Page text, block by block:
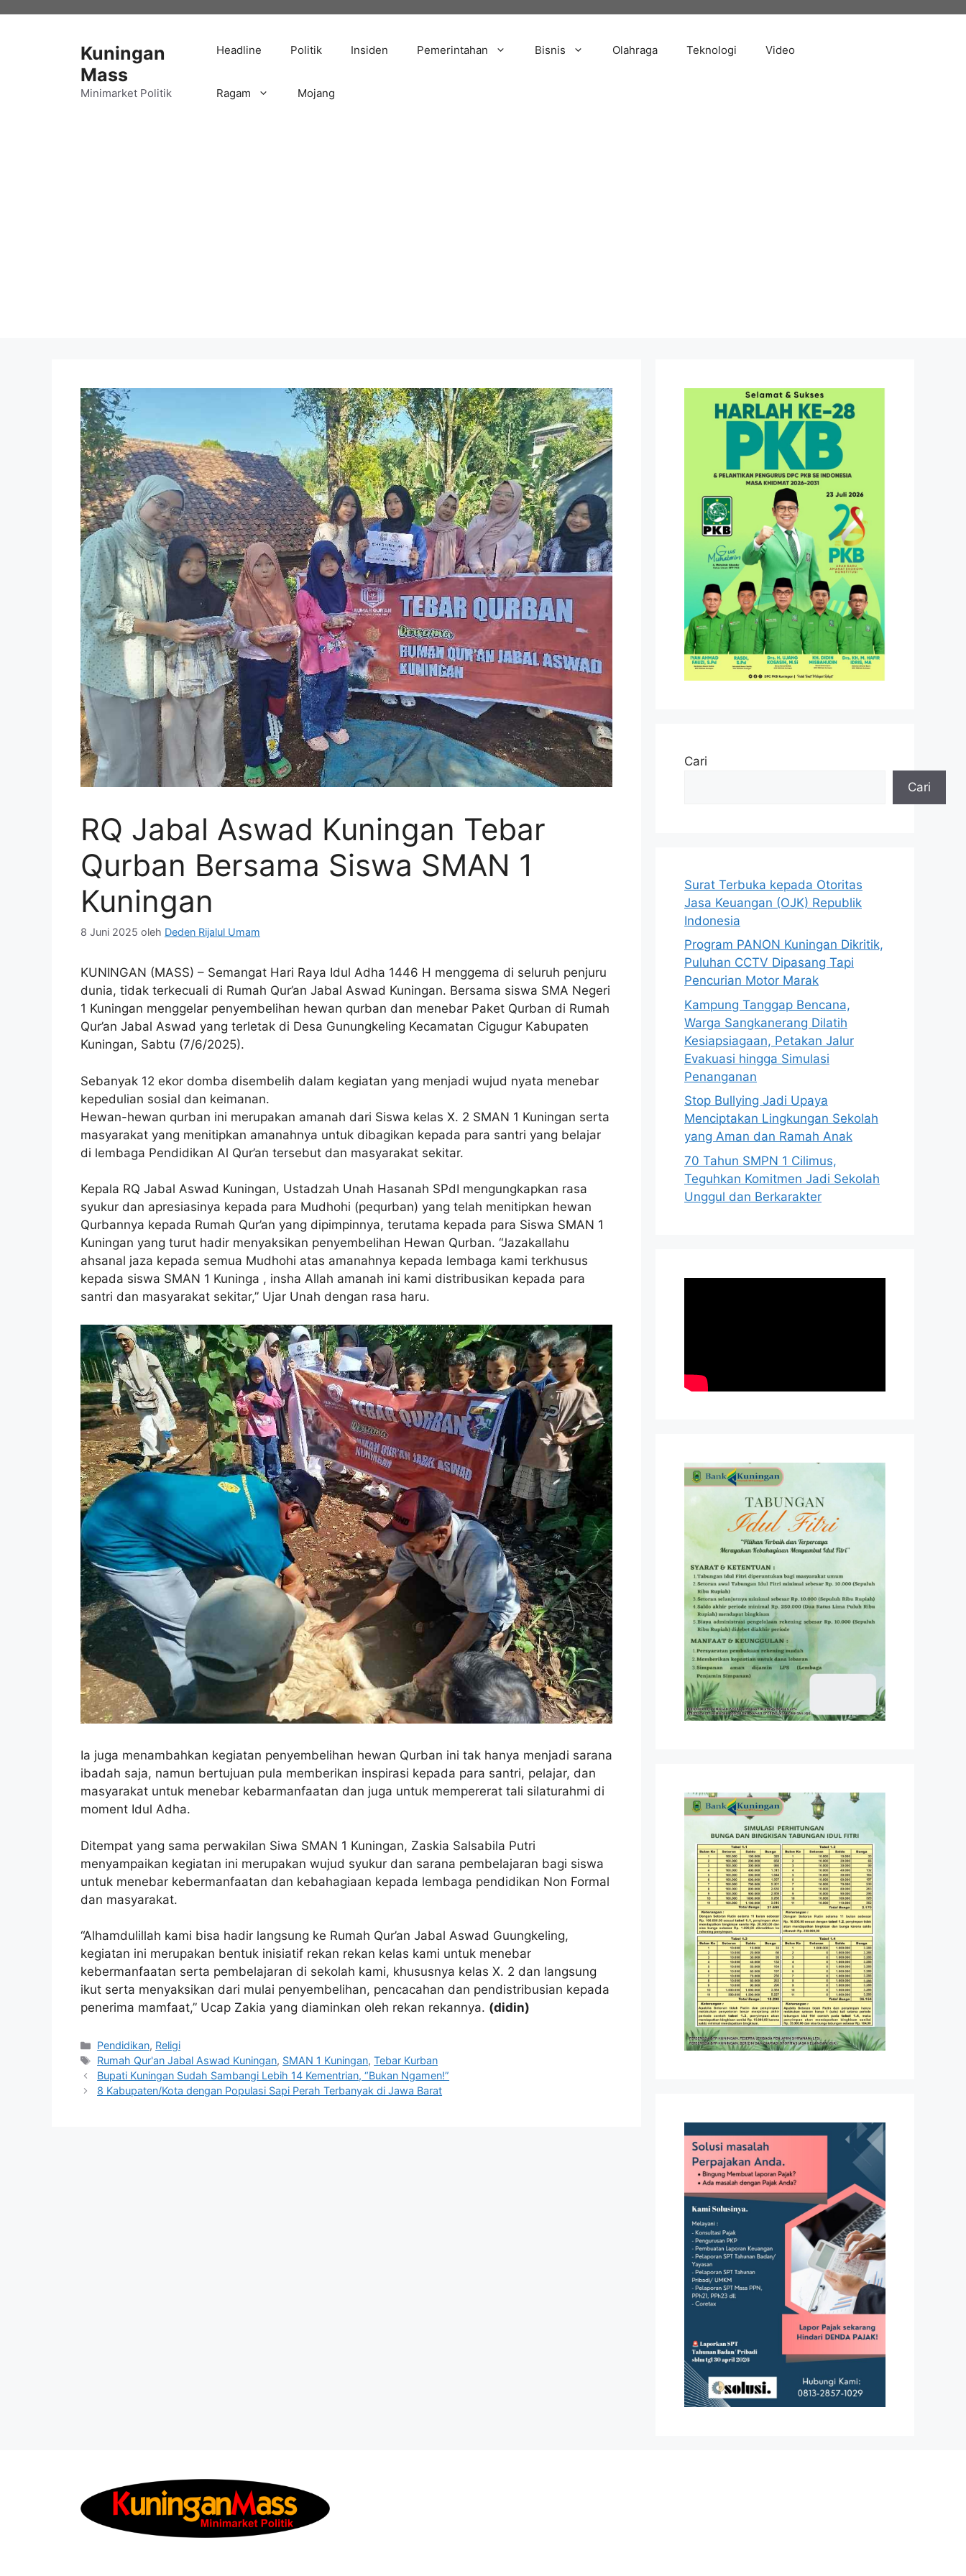
Kuningan
Mass
Minimarket Politik
Headline Politik Insiden Pemerintahan Bisnis Olahraga Teknologi Video
Ragam Mojang
RQ Jabal Aswad Kuningan Tebar
Qurban Bersama Siswa SMAN 1
Kuningan
8 Juni 2025 oleh Deden Rijalul Umam
KUNINGAN (MASS) – Semangat Hari Raya Idul Adha 1446 H menggema di seluruh penjuru
dunia, tidak terkecuali di Rumah Qur’an Jabal Aswad Kuningan. Bersama siswa SMA Negeri
1 Kuningan menggelar penyembelihan hewan qurban dan menebar Paket Qurban di Rumah
Qur’an Jabal Aswad yang terletak di Desa Gunungkeling Kecamatan Cigugur Kabupaten
Kuningan, Sabtu (7/6/2025).
Sebanyak 12 ekor domba disembelih dalam kegiatan yang menjadi wujud nyata menebar
kepedulian sosial dan keimanan.
Hewan-hewan qurban ini merupakan amanah dari Siswa kelas X. 2 SMAN 1 Kuningan serta
masyarakat yang menitipkan amanahnya untuk dibagikan kepada para santri yang belajar
di lembaga Pendidikan Al Qur’an tersebut dan masyarakat sekitar.
Kepala RQ Jabal Aswad Kuningan, Ustadzah Unah Hasanah SPdI mengungkapkan rasa
syukur dan apresiasinya kepada para Mudhohi (pequrban) yang telah menitipkan hewan
Qurbannya kepada Rumah Qur’an yang dipimpinnya, terutama kepada para Siswa SMAN 1
Kuningan yang turut hadir menyaksikan penyembelihan Hewan Qurban. “Jazakallahu
ahsanal jaza kepada semua Mudhohi atas amanahnya kepada lembaga kami terkhusus
kepada siswa SMAN 1 Kuninga , insha Allah amanah ini kami distribusikan kepada para
santri dan masyarakat sekitar,” Ujar Unah dengan rasa haru.
Ia juga menambahkan kegiatan penyembelihan hewan Qurban ini tak hanya menjadi sarana
ibadah saja, namun bertujuan pula memberikan inspirasi kepada para santri, pelajar, dan
masyarakat untuk menebar kebarmanfaatan dan juga untuk mempererat tali silaturahmi di
moment Idul Adha.
Ditempat yang sama perwakilan Siwa SMAN 1 Kuningan, Zaskia Salsabila Putri
menyampaikan kegiatan ini merupakan wujud syukur dan sarana pembelajaran bagi siswa
untuk menebar kebermanfaatan dan kebahagiaan kepada lembaga pendidikan Non Formal
dan masyarakat.
“Alhamdulillah kami bisa hadir langsung ke Rumah Qur’an Jabal Aswad Guungkeling,
kegiatan ini merupakan bentuk inisiatif rekan rekan kelas kami untuk menebar
kebermanfaatan serta pembelajaran di sekolah kami, khususnya kelas X. 2 dan langsung
ikut serta menyaksikan dari mulai penyembelihan, pencacahan dan pendistribusian kepada
penerima mamfaat,” Ucap Zakia yang diaminkan oleh rekan rekannya. (didin)
Kategori
Pendidikan, Religi
Tag
Rumah Qur'an Jabal Aswad Kuningan, SMAN 1 Kuningan,Tebar Kurban
Bupati Kuningan Sudah Sambangi Lebih 14 Kementrian, “Bukan Ngamen!”
8 Kabupaten/Kota dengan Populasi Sapi Perah Terbanyak di Jawa Barat
Cari
Cari
Surat Terbuka kepada Otoritas
Jasa Keuangan (OJK) Republik
Indonesia
Program PANON Kuningan Dikritik,
Puluhan CCTV Dipasang Tapi
Pencurian Motor Marak
Kampung Tanggap Bencana,
Warga Sangkanerang Dilatih
Kesiapsiagaan, Petakan Jalur
Evakuasi hingga Simulasi
Penanganan
Stop Bullying Jadi Upaya
Menciptakan Lingkungan Sekolah
yang Aman dan Ramah Anak
70 Tahun SMPN 1 Cilimus,
Teguhkan Komitmen Jadi Sekolah
Unggul dan Berkarakter